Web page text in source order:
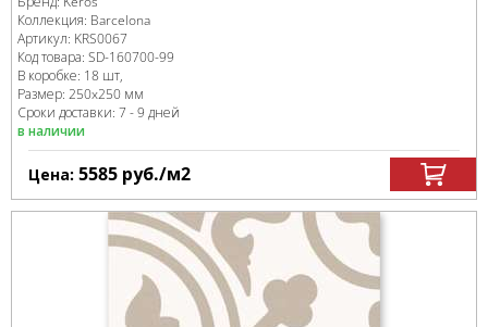
Коллекция: Barcelona
Артикул: KRS0067
Код товара: SD-160700-99
В коробке: 18 шт,
Размер: 250x250 мм
Сроки доставки: 7 - 9 дней
в наличии
Цена: 5585 руб./м2